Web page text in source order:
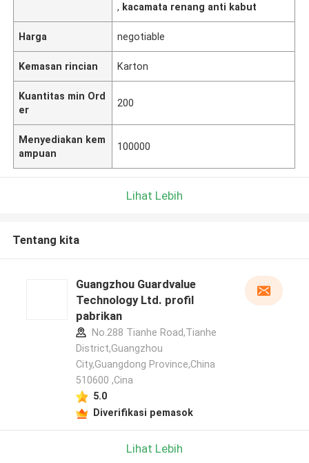
, kacamata renang anti kabut
Harga negotiable
Kemasan rincian Karton
Kuantitas min Ord
er
200
Menyediakan kem
ampuan
100000
Lihat Lebih
Tentang kita
Guangzhou Guardvalue
Technology Ltd. profil
pabrikan
No.288 Tianhe Road,Tianhe
District,Guangzhou
City,Guangdong Province,China
510600 ,Cina
5.0
Diverifikasi pemasok
Lihat Lebih